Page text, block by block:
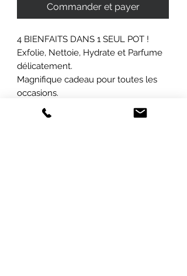
Commander et payer
4 BIENFAITS DANS 1 SEUL POT !
Exfolie, Nettoie, Hydrate et Parfume
délicatement.
Magnifique cadeau pour toutes les
occasions.